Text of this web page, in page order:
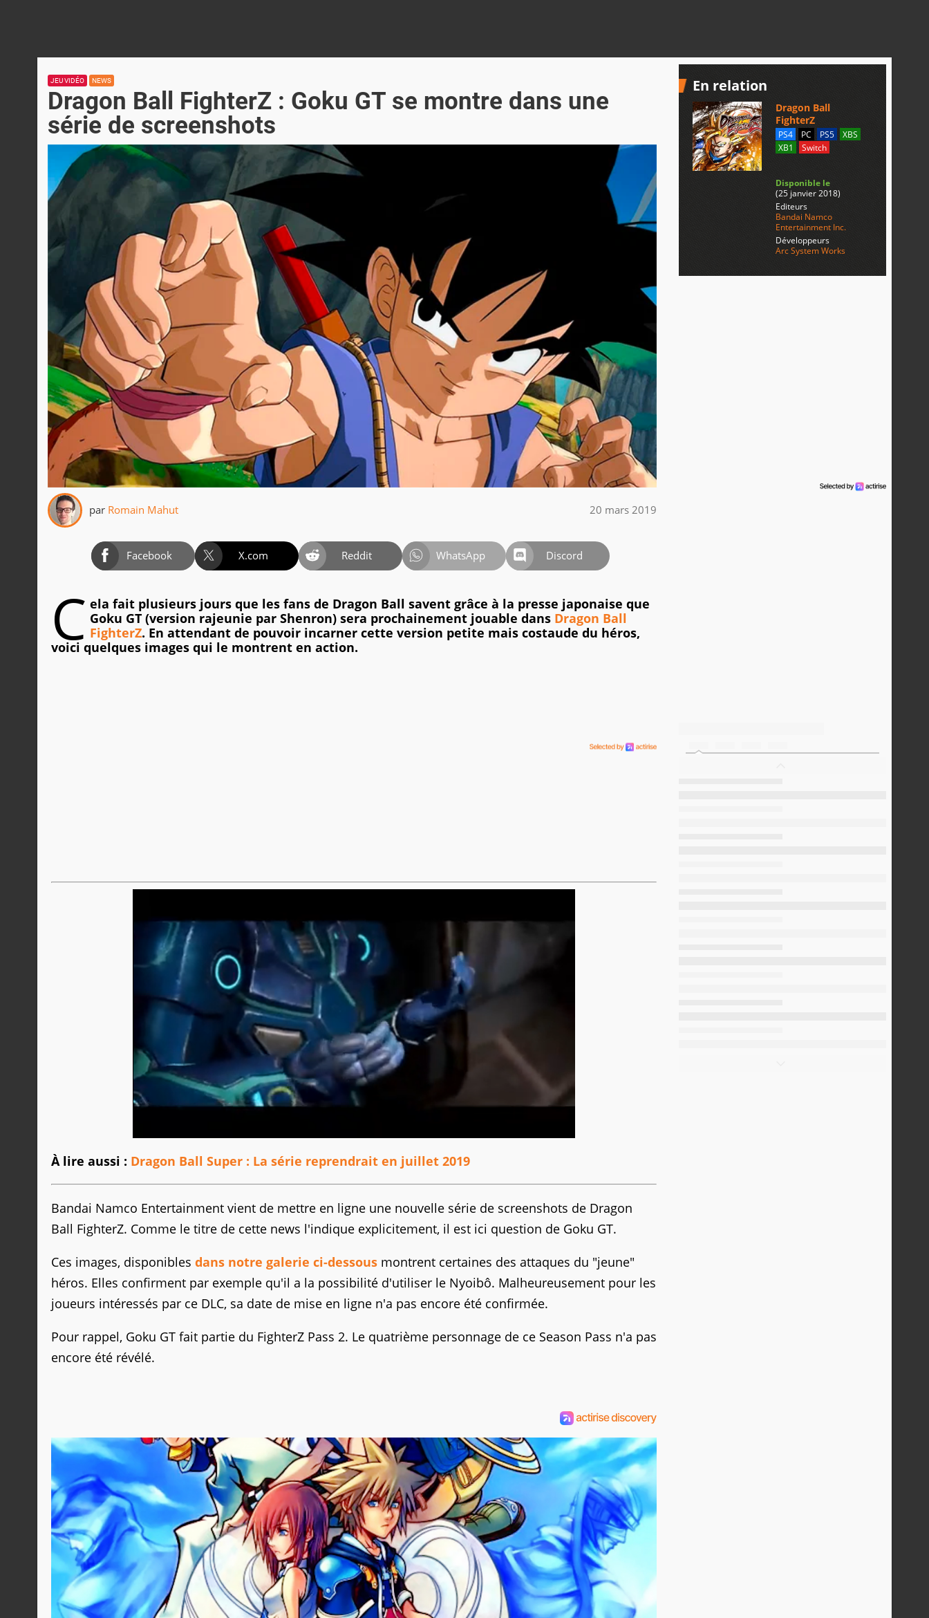
JEU VIDÉO NEWS
Dragon Ball FighterZ : Goku GT se montre dans une
série de screenshots
par Romain Mahut 20 mars 2019
Facebook X.com Reddit WhatsApp Discord
C ela fait plusieurs jours que les fans de Dragon Ball savent grâce à la presse japonaise que
Goku GT (version rajeunie par Shenron) sera prochainement jouable dans Dragon Ball
FighterZ. En attendant de pouvoir incarner cette version petite mais costaude du héros,
voici quelques images qui le montrent en action.
À lire aussi : Dragon Ball Super : La série reprendrait en juillet 2019
Bandai Namco Entertainment vient de mettre en ligne une nouvelle série de screenshots de Dragon
Ball FighterZ. Comme le titre de cette news l'indique explicitement, il est ici question de Goku GT.
Ces images, disponibles dans notre galerie ci-dessous montrent certaines des attaques du "jeune"
héros. Elles confirment par exemple qu'il a la possibilité d'utiliser le Nyoibô. Malheureusement pour les
joueurs intéressés par ce DLC, sa date de mise en ligne n'a pas encore été confirmée.
Pour rappel, Goku GT fait partie du FighterZ Pass 2. Le quatrième personnage de ce Season Pass n'a pas
encore été révélé.
En relation
Dragon Ball
FighterZ
PS4 PC PS5
XBS
XB1
Switch
Disponible le
(25 janvier 2018)
Editeurs
Bandai Namco
Entertainment Inc.
Développeurs
Arc System Works